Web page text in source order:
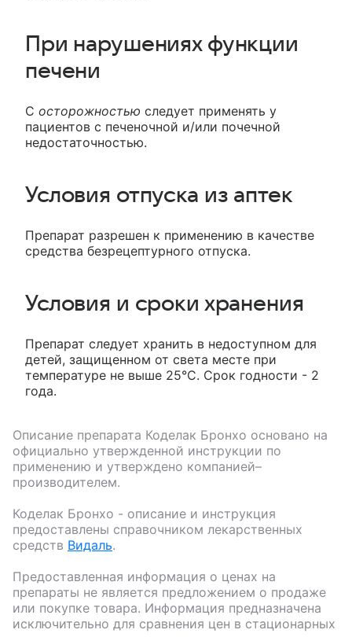
При нарушениях функции
печени
С осторожностью следует применять у
пациентов с печеночной и/или почечной
недостаточностью.
Условия отпуска из аптек
Препарат разрешен к применению в качестве
средства безрецептурного отпуска.
Условия и сроки хранения
Препарат следует хранить в недоступном для
детей, защищенном от света месте при
температуре не выше 25°C. Срок годности - 2
года.
Описание препарата Коделак Бронхо основано на
официально утвержденной инструкции по
применению и утверждено компанией–
производителем.
Коделак Бронхо - описание и инструкция
предоставлены справочником лекарственных
средств Видаль.
Предоставленная информация о ценах на
препараты не является предложением о продаже
или покупке товара. Информация предназначена
исключительно для сравнения цен в стационарных